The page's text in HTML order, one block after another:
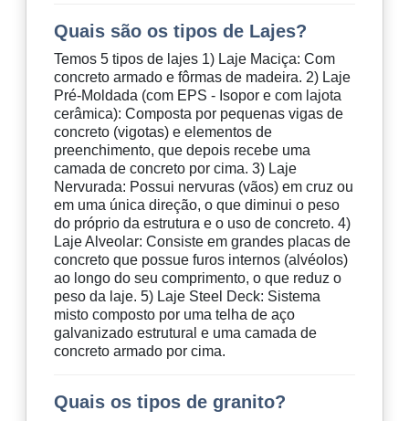
Quais são os tipos de Lajes?
Temos 5 tipos de lajes 1) Laje Maciça: Com
concreto armado e fôrmas de madeira. 2) Laje
Pré-Moldada (com EPS - Isopor e com lajota
cerâmica): Composta por pequenas vigas de
concreto (vigotas) e elementos de
preenchimento, que depois recebe uma
camada de concreto por cima. 3) Laje
Nervurada: Possui nervuras (vãos) em cruz ou
em uma única direção, o que diminui o peso
do próprio da estrutura e o uso de concreto. 4)
Laje Alveolar: Consiste em grandes placas de
concreto que possue furos internos (alvéolos)
ao longo do seu comprimento, o que reduz o
peso da laje. 5) Laje Steel Deck: Sistema
misto composto por uma telha de aço
galvanizado estrutural e uma camada de
concreto armado por cima.
Quais os tipos de granito?